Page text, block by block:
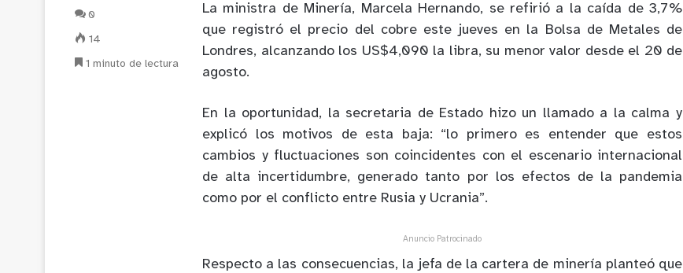
La ministra de Minería, Marcela Hernando, se refirió a la caída de 3,7%
que registró el precio del cobre este jueves en la Bolsa de Metales de
Londres, alcanzando los US$4,090 la libra, su menor valor desde el 20 de
agosto.
En la oportunidad, la secretaria de Estado hizo un llamado a la calma y
explicó los motivos de esta baja: “lo primero es entender que estos
cambios y fluctuaciones son coincidentes con el escenario internacional
de alta incertidumbre, generado tanto por los efectos de la pandemia
como por el conflicto entre Rusia y Ucrania”.
Anuncio Patrocinado
Respecto a las consecuencias, la jefa de la cartera de minería planteó que
0
14
1 minuto de lectura